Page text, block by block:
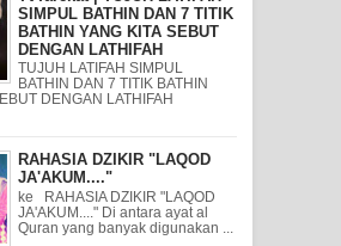
SIMPUL BATHIN DAN 7 TITIK
BATHIN YANG KITA SEBUT
DENGAN LATHIFAH
TUJUH LATIFAH SIMPUL
BATHIN DAN 7 TITIK BATHIN
DENGAN LATHIFAH
RAHASIA DZIKIR "LAQOD
JA'AKUM...."
ke RAHASIA DZIKIR "LAQOD
JA'AKUM...." Di antara ayat al
Quran yang banyak digunakan ...